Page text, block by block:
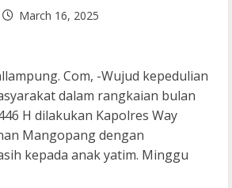
March 16, 2025
Com, -Wujud kepedulian
dalam rangkaian bulan
H dilakukan Kapolres Way
Mangopang dengan
kepada anak yatim. Minggu